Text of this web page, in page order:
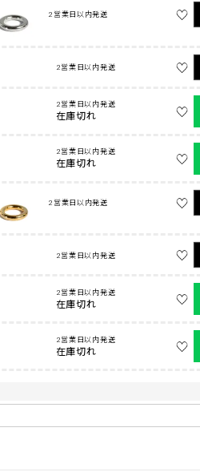
2営業日以内発送
2営業日以内発送
2営業日以内発送
在庫切れ
2営業日以内発送
在庫切れ
2営業日以内発送
2営業日以内発送
2営業日以内発送
在庫切れ
2営業日以内発送
在庫切れ